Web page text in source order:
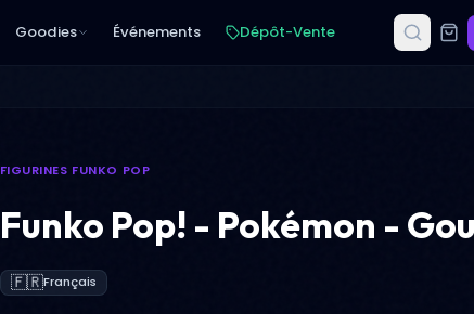
Goodies Événements Dépôt-Vente
FIGURINES FUNKO POP
Funko Pop! - Pokémon -
🇫🇷Français